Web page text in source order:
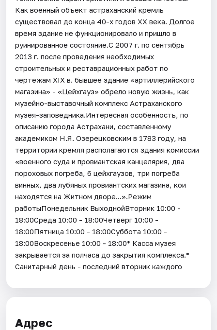
Как военный объект астраханский кремль
существовал до конца 40-х годов XX века. Долгое
время здание не функционировало и пришло в
руинированное состояние.С 2007 г. по сентябрь
2013 г. после проведения необходимых
строительных и реставрационных работ по
чертежам XIX в. бывшее здание «артиллерийского
магазина» - «Цейхгауз» обрело новую жизнь, как
музейно-выставочный комплекс Астраханского
музея-заповедника.Интересная особенность, по
описанию города Астрахани, составленному
академиком Н.Я. Озерецковским в 1783 году, на
территории кремля располагаются здания комиссии
«военного суда и провиантская канцелярия, два
пороховых погреба, 6 цейхгаузов, три погреба
винных, два лубяных провиантских магазина, кои
находятся на Житном дворе...».Режим
работыПонедельник ВыходнойВторник 10:00 -
18:00Среда 10:00 - 18:00Четверг 10:00 -
18:00Пятница 10:00 - 18:00Суббота 10:00 -
18:00Воскресенье 10:00 - 18:00* Касса музея
закрывается за полчаса до закрытия комплекса.*
Санитарный день - последний вторник каждого
Адрес